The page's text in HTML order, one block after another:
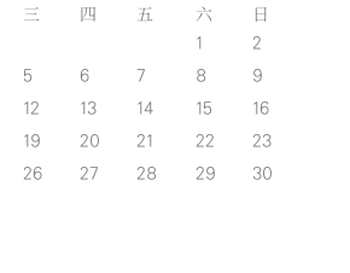
三 四 五 六 日
1
2
5 6 7 8
9
12 13 14 15
16
19 20 21 22
23
26 27 28 29
30